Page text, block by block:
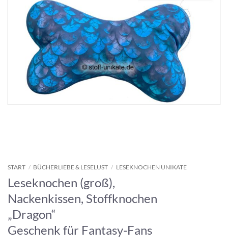
START / BÜCHERLIEBE & LESELUST / LESEKNOCHEN UNIKATE
Leseknochen (groß),
Nackenkissen, Stoffknochen
„Dragon“
Geschenk für Fantasy-Fans